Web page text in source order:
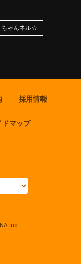
ちゃんネル☆
採用情報
ドマップ
Inc.